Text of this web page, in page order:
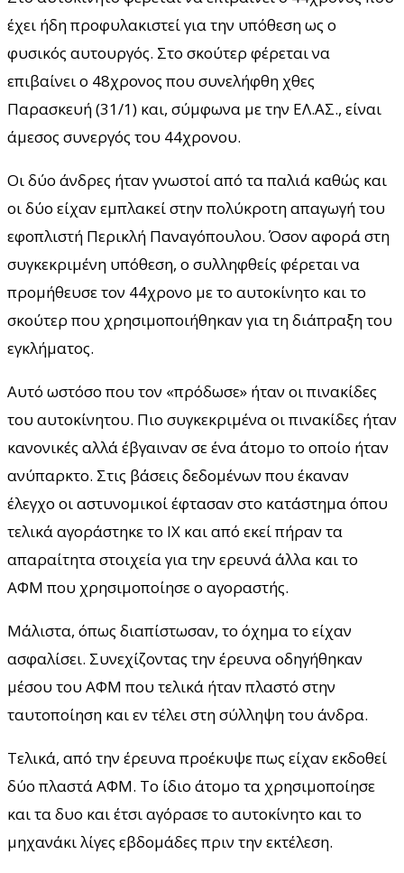
έχει ήδη προφυλακιστεί για την υπόθεση ως ο
φυσικός αυτουργός. Στο σκούτερ φέρεται να
επιβαίνει ο 48χρονος που συνελήφθη χθες
Παρασκευή (31/1) και, σύμφωνα με την ΕΛ.ΑΣ., είναι
άμεσος συνεργός του 44χρονου.
Οι δύο άνδρες ήταν γνωστοί από τα παλιά καθώς και
οι δύο είχαν εμπλακεί στην πολύκροτη απαγωγή του
εφοπλιστή Περικλή Παναγόπουλου. Όσον αφορά στη
συγκεκριμένη υπόθεση, ο συλληφθείς φέρεται να
προμήθευσε τον 44χρονο με το αυτοκίνητο και το
σκούτερ που χρησιμοποιήθηκαν για τη διάπραξη του
εγκλήματος.
Αυτό ωστόσο που τον «πρόδωσε» ήταν οι πινακίδες
του αυτοκίνητου. Πιο συγκεκριμένα οι πινακίδες ήταν
κανονικές αλλά έβγαιναν σε ένα άτομο το οποίο ήταν
ανύπαρκτο. Στις βάσεις δεδομένων που έκαναν
έλεγχο οι αστυνομικοί έφτασαν στο κατάστημα όπου
τελικά αγοράστηκε το ΙΧ και από εκεί πήραν τα
απαραίτητα στοιχεία για την ερευνά άλλα και το
ΑΦΜ που χρησιμοποίησε ο αγοραστής.
Μάλιστα, όπως διαπίστωσαν, το όχημα το είχαν
ασφαλίσει. Συνεχίζοντας την έρευνα οδηγήθηκαν
μέσου του ΑΦΜ που τελικά ήταν πλαστό στην
ταυτοποίηση και εν τέλει στη σύλληψη του άνδρα.
Τελικά, από την έρευνα προέκυψε πως είχαν εκδοθεί
δύο πλαστά ΑΦΜ. Το ίδιο άτομο τα χρησιμοποίησε
και τα δυο και έτσι αγόρασε το αυτοκίνητο και το
μηχανάκι λίγες εβδομάδες πριν την εκτέλεση.